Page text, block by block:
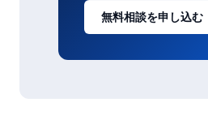
無料相談を申し込む